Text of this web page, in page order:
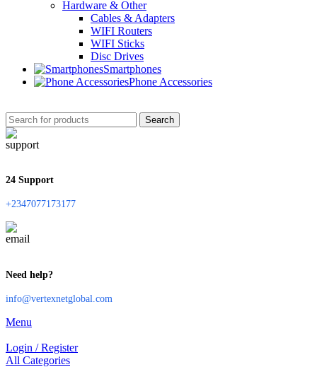
Hardware & Other
Cables & Adapters
WIFI Routers
WIFI Sticks
Disc Drives
Smartphones
Phone Accessories
Search
24 Support
+2347077173177
Need help?
info@vertexnetglobal.com
Menu
Login / Register
All Categories